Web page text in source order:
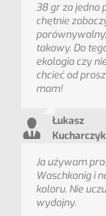
38 gr za jedno
chętnie
takowy. Do
ekologia czy
chcieć od
mam!
Łukasz
Kucharczyk
Ja używam
Waschkonig i
koloru. Nie
wydajny.